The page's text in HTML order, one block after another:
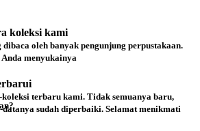
koleksi kami
oleh banyak pengunjung perpustakaan.
menyukainya
terbaru kami. Tidak semuanya baru,
sudah diperbaiki. Selamat menikmati